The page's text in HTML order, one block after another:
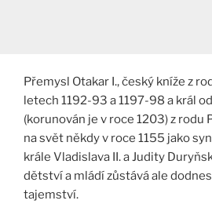
Přemysl Otakar I., český kníže z
letech 1192-93 a 1197-98 a král
(korunován je v roce 1203) z rodu
na svět někdy v roce 1155 jako
krále Vladislava II. a Judity
dětství a mládí zůstává ale
tajemství.